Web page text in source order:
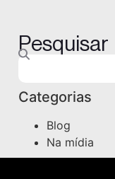
Pesquisar
Categorias
Blog
Na mídia